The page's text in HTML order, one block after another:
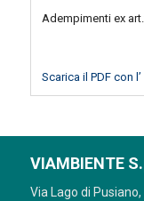
Adempimenti ex
Scarica il PDF con
VIAMBIENTE
Via Lago di Pusiano,